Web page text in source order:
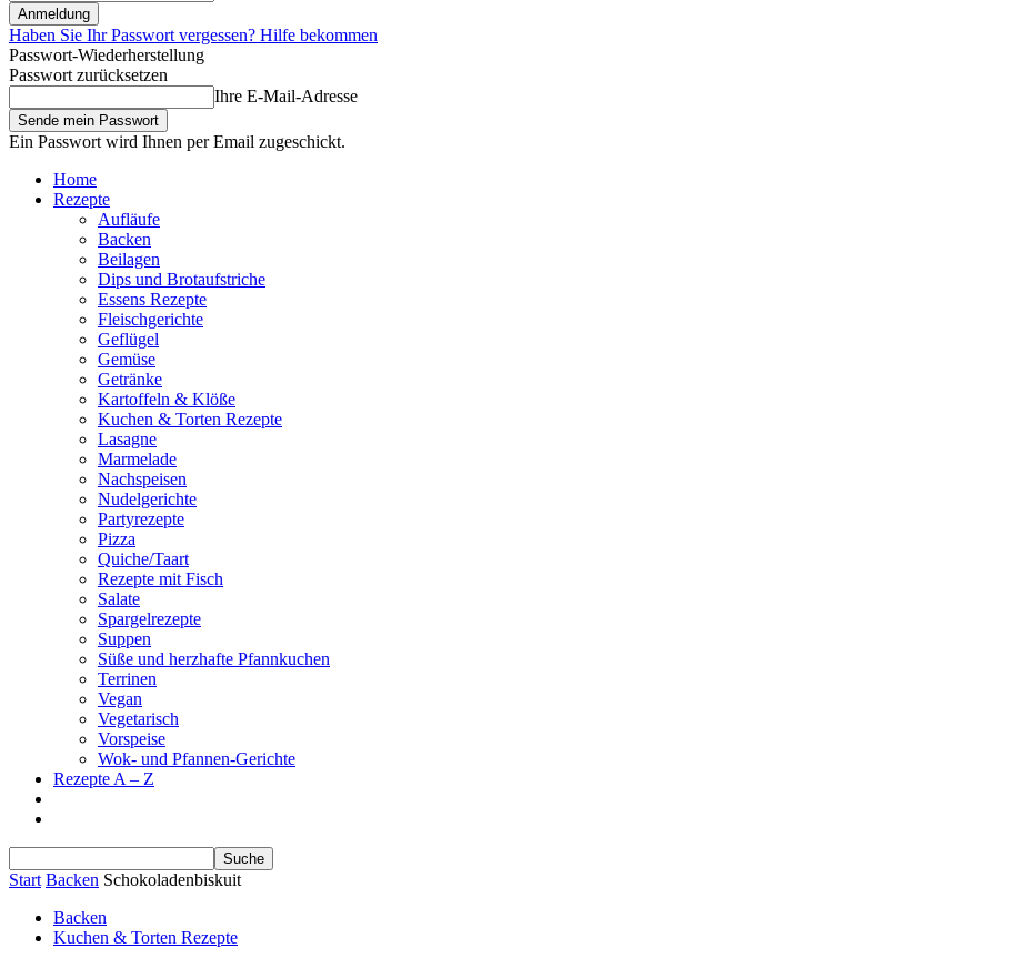
Haben Sie Ihr Passwort vergessen? Hilfe bekommen
Passwort-Wiederherstellung
Passwort zurücksetzen
Ihre E-Mail-Adresse
Ein Passwort wird Ihnen per Email zugeschickt.
Home
Rezepte
Aufläufe
Backen
Beilagen
Dips und Brotaufstriche
Essens Rezepte
Fleischgerichte
Geflügel
Gemüse
Getränke
Kartoffeln & Klöße
Kuchen & Torten Rezepte
Lasagne
Marmelade
Nachspeisen
Nudelgerichte
Partyrezepte
Pizza
Quiche/Taart
Rezepte mit Fisch
Salate
Spargelrezepte
Suppen
Süße und herzhafte Pfannkuchen
Terrinen
Vegan
Vegetarisch
Vorspeise
Wok- und Pfannen-Gerichte
Rezepte A – Z
Start Backen Schokoladenbiskuit
Backen
Kuchen & Torten Rezepte